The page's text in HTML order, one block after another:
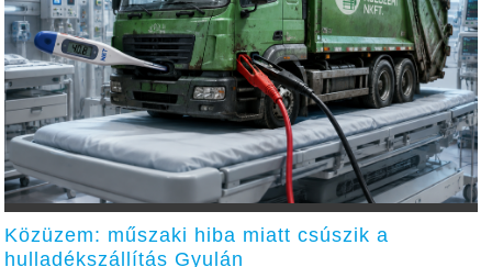
Közüzem: műszaki hiba miatt csúszik a
hulladékszállítás Gyulán